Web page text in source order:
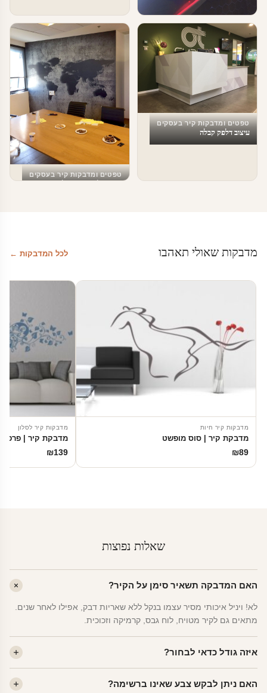
טפטים ומדבקות קיר בעסקים
עיצוב עסקים וחברות הייטק
טפטים ומדבקות קיר בעסקים
עיצוב דלפק קבלה
טפטים ומדבקות קיר בעסקים
מפת עולם מעוצבת לעסקים
מדבקות שאולי תאהבו לכל המדבקות ←
מדבקות קיר חיות
מדבקת קיר | סוס מופשט
₪89
מדבקות קיר לסלון
מדבקת קיר | פרפר
₪139
שאלות נפוצות
האם המדבקה תשאיר סימן על הקיר?
לא! ויניל איכותי מסיר עצמו בנקל ללא שאריות דבק, אפילו לאחר שנים.
מתאים גם לקיר מטויח, לוח גבס, קרמיקה וזכוכית.
איזה גודל כדאי לבחור?
שינה של מבוגרים — L. לפינה קטנה — S.
האם ניתן לבקש צבע שאינו ברשימה?